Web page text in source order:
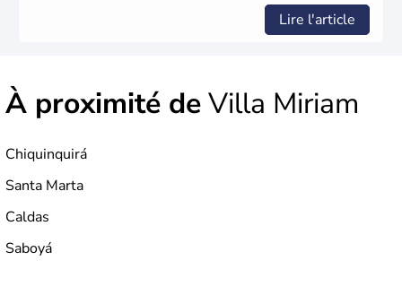
Lire l'article
À proximité deVilla Miriam
Chiquinquirá
Santa Marta
Caldas
Saboyá